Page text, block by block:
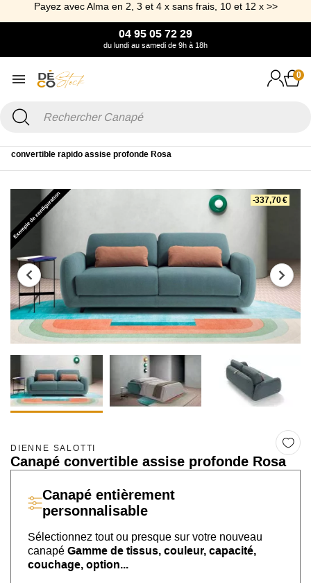
Payez avec Alma en 2, 3 et 4 x sans frais, 10 et 12 x >>
04 95 05 72 29
du lundi au samedi de 9h à 18h
0
convertible rapido assise profonde Rosa
-337,70 €
DIENNE SALOTTI
Canapé convertible assise profonde Rosa
Canapé entièrement
personnalisable
Sélectionnez tout ou presque sur votre nouveau
canapé Gamme de tissus, couleur, capacité,
couchage, option...